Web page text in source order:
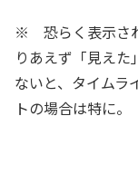
※ 恐らく表示さ
りあえず「見え
ないと、タイムラ
トの場合は特に。